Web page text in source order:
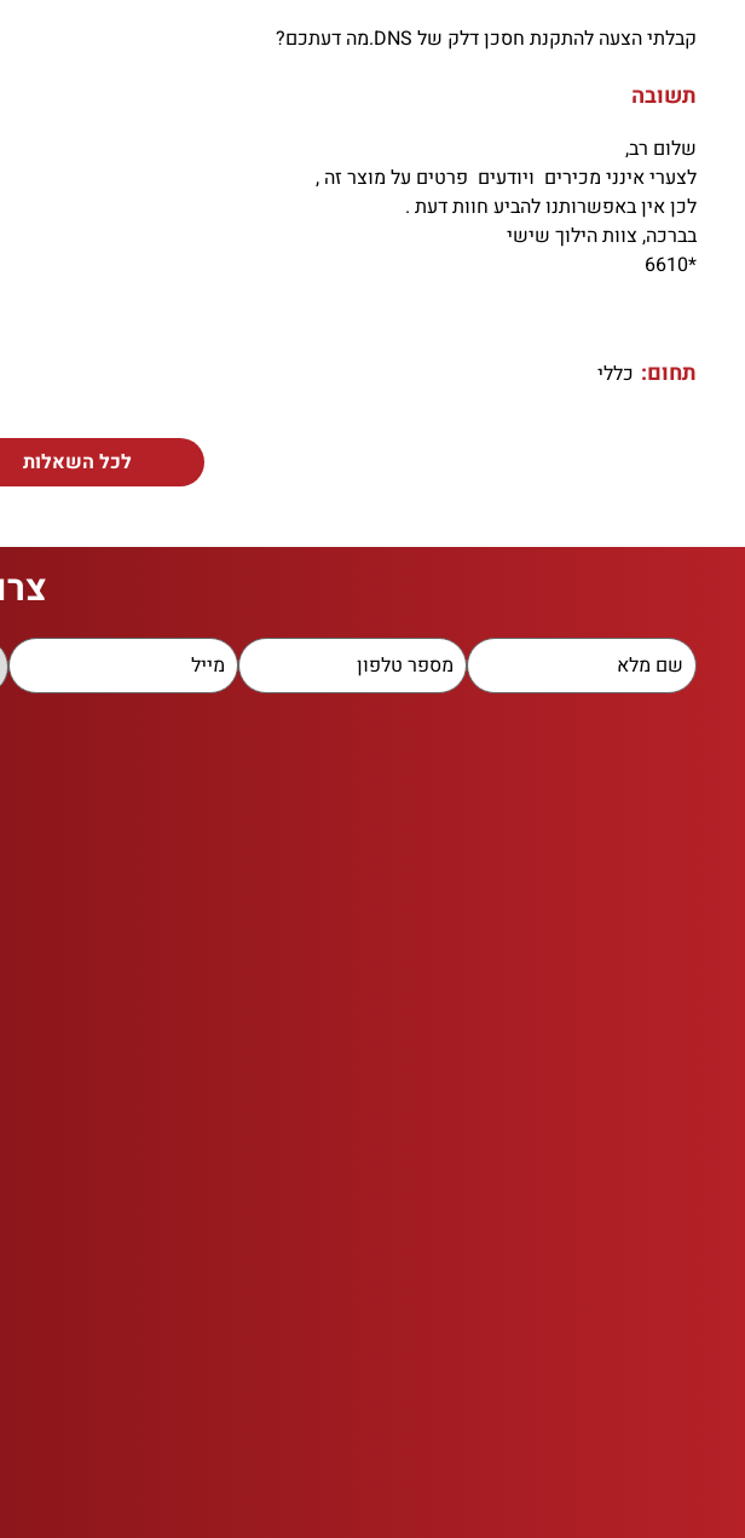
קבלתי הצעה להתקנת חסכן דלק של DNS.מה דעתכם?
תשובה
שלום רב,
לצערי אינני מכירים ויודעים פרטים על מוצר זה ,
לכן אין באפשרותנו להביע חוות דעת .
בברכה, צוות הילוך שישי
*6610
תחום: כללי
לכל השאלות